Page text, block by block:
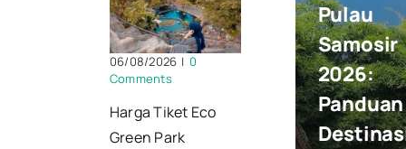
06/08/2026 | 0
Comments
Harga Tiket Eco
Green Park
Pulau
Samosir
2026:
Panduan